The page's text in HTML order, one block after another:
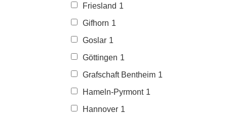
Friesland 1
Gifhorn 1
Goslar 1
Göttingen 1
Grafschaft Bentheim 1
Hameln-Pyrmont 1
Hannover 1